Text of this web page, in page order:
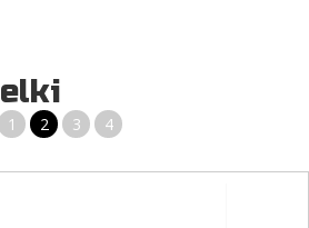
1 2 3 4